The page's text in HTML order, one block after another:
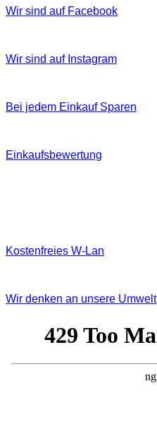
Wir sind auf Facebook
Wir sind auf Instagram
Bei jedem Einkauf Sparen
Einkaufsbewertung
Kostenfreies W‐Lan
Wir denken an unsere Umwelt